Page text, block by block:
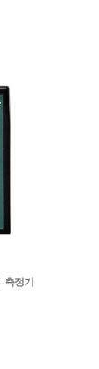
정기